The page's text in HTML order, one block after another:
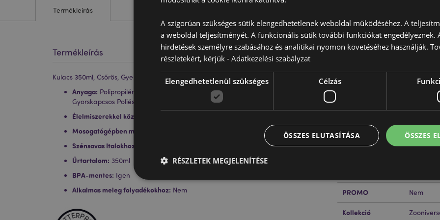
Termékleírás
Termékleírás
Kulacs 350ml, Csőrös, Gyerekeknek, Ütésálló - Állatkerti Állatok ZOONIVERSE
Anyaga: Polipropilén (Tető), SK Ecozen (Kulacs), Szilikon (Tömítés) és
Gyorskapcsos Poliészter Hordozó Pánt
Élelmiszerekkel közvetlenül érintkeztethető anyag:
Mosogatógépben mosható:
Szénsavas Italokhoz Alkalmas:
Űrtartalom: 350ml
BPA-mentes: Igen
Alkalmas meleg folyadékokhoz: Nem
Termékjellemzők
Méret
Karton Mennyiség 48
Súly (Kg) 0.131000
PROMO Nem
Kollekció
A szigorúan szükséges sütik elengedhetetlenek weboldal működéséhez. A
a weboldal teljesítményét. A funkcionális sütik további funkciókat engedélyeznek.
hirdetések személyre szabásához és analitikai nyomon követéséhez használják.
részletekért, kérjük - Adatkezelési szabályzat
Elengedhetetlenül szükséges Célzás
ÖSSZES
ÖSSZES ELUTASÍTÁSA
RÉSZLETEK MEGJELENÍTÉSE